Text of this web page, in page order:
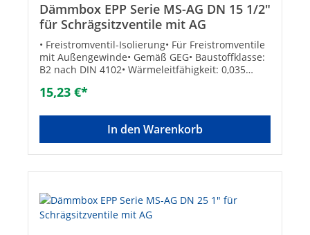
Dämmbox EPP Serie MS-AG DN 15 1/2"
für Schrägsitzventile mit AG
• Freistromventil-Isolierung• Für Freistromventile
mit Außengewinde• Gemäß GEG• Baustoffklasse:
B2 nach DIN 4102• Wärmeleitfähigkeit: 0,035
15,23 €*
In den Warenkorb